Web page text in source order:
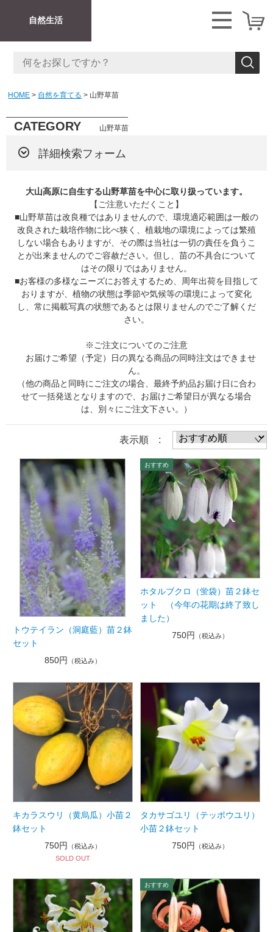
自然生活
HOME 自然を育てる 山野草苗
CATEGORY 山野草苗
詳細検索フォーム
大山高原に自生する山野草苗を中心に取り扱っています。
【ご注意いただくこと】
■山野草苗は改良種ではありませんので、環境適応範囲は一般の
改良された栽培作物に比べ狭く、植栽地の環境によっては繁殖
しない場合もありますが、その際は当社は一切の責任を負うこ
とが出来ませんのでご容赦ださい。但し、苗の不具合について
はその限りではありません。
■お客様の多様なニーズにお答えするため、周年出荷を目指して
おりますが、植物の状態は季節や気候等の環境によって変化
し、常に掲載写真の状態であるとは限りませんのでご了解くだ
さい。
※ご注文についてのご注意
お届けご希望（予定）日の異なる商品の同時注文はできませ
ん。
（他の商品と同時にご注文の場合、最終予約品お届け日に合わ
せて一括発送となりますので、お届けご希望日が異なる場合
は、別々にご注文下さい。）
表示順 :
トウテイラン（洞庭藍）苗２鉢
セット
850円
（税込み）
ホタルブクロ（蛍袋）苗２鉢セ
ット （今年の花期は終了致し
ました）
750円
（税込み）
キカラスウリ（黄烏瓜）小苗２
鉢セット
750円
（税込み）
SOLD OUT
タカサゴユリ（テッポウユリ）
小苗２鉢セット
750円
（税込み）